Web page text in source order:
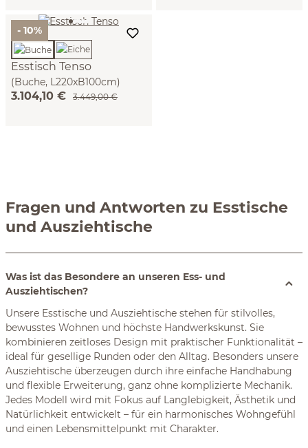
- 10%
Esstisch Tenso
(Buche, L220xB100cm)
3.104,10 € 3.449,00 €
Fragen und Antworten zu Esstische
und Ausziehtische
Was ist das Besondere an unseren Ess- und
Ausziehtischen?
Unsere Esstische und Ausziehtische stehen für stilvolles,
bewusstes Wohnen und höchste Handwerkskunst. Sie
kombinieren zeitloses Design mit praktischer Funktionalität –
ideal für gesellige Runden oder den Alltag. Besonders unsere
Ausziehtische überzeugen durch ihre einfache Handhabung
und flexible Erweiterung, ganz ohne komplizierte Mechanik.
Jedes Modell wird mit Fokus auf Langlebigkeit, Ästhetik und
Natürlichkeit entwickelt – für ein harmonisches Wohngefühl
und einen Lebensmittelpunkt mit Charakter.